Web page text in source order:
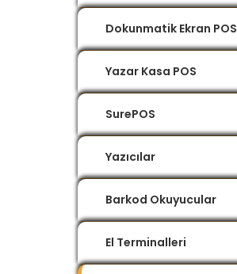
Dokunmatik Ekran POS
Yazar Kasa POS
SurePOS
Yazıcılar
Barkod Okuyucular
El Terminalleri